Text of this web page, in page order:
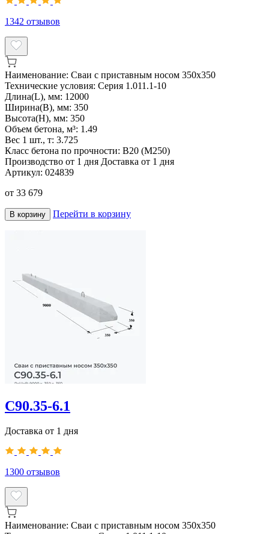
1342 отзывов
Наименование: Сваи с приставным носом 350х350
Технические условия: Серия 1.011.1-10
Длина(L), мм: 12000
Ширина(B), мм: 350
Высота(H), мм: 350
Объем бетона, м³: 1.49
Вес 1 шт., т: 3.725
Класс бетона по прочности: B20 (М250)
Производство от 1 дня Доставка от 1 дня
Артикул: 024839
от 33 679
В корзину Перейти в корзину
С90.35-6.1
Доставка от 1 дня
1300 отзывов
Наименование: Сваи с приставным носом 350х350